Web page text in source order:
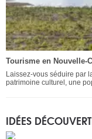
Tourisme en Nouvelle-
Laissez-vous séduire par
patrimoine culturel, une
IDÉES